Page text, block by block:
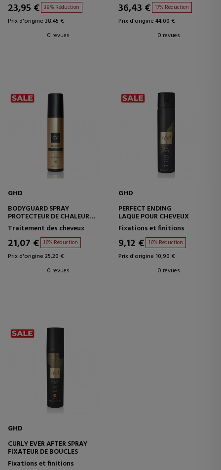
23,95 € 38% Réduction
Prix d'origine 38,45 €
0 revues
36,43 € 17% Réduction
Prix d'origine 44,00 €
0 revues
GHD
BODYGUARD SPRAY
PROTECTEUR DE CHALEUR
POUR TOUS TYPES DE
CHEVEUX
Traitement des cheveux
21,07 € 16% Réduction
Prix d'origine 25,20 €
0 revues
GHD
PERFECT ENDING
LAQUE POUR CHEVEUX
Fixations et finitions
9,12 € 16% Réduction
Prix d'origine 10,90 €
0 revues
GHD
CURLY EVER AFTER SPRAY
FIXATEUR DE BOUCLES
Fixations et finitions